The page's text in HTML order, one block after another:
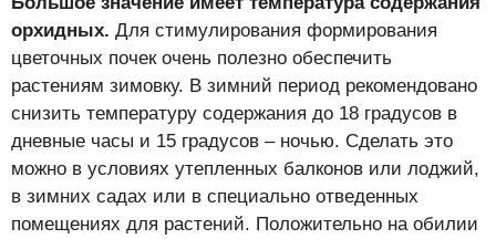
орхидных. Для стимулирования формирования
цветочных почек очень полезно обеспечить
растениям зимовку. В зимний период рекомендовано
снизить температуру содержания до 18 градусов в
дневные часы и 15 градусов – ночью. Сделать это
можно в условиях утепленных балконов или лоджий,
в зимних садах или в специально отведенных
помещениях для растений. Положительно на обилии